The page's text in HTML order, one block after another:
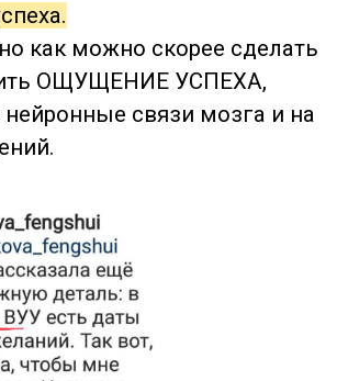
как можно скорее сделать
ОЩУЩЕНИЕ УСПЕХА,
нейронные связи мозга и на